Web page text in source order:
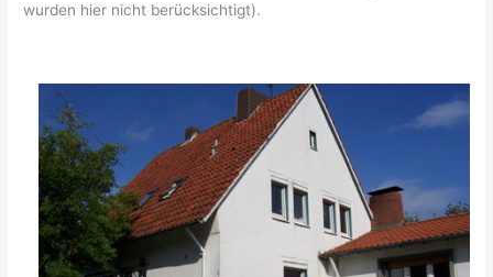
wurden hier nicht berücksichtigt).